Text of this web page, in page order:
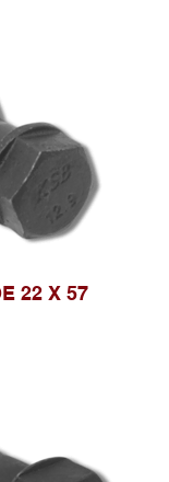
22 X 57